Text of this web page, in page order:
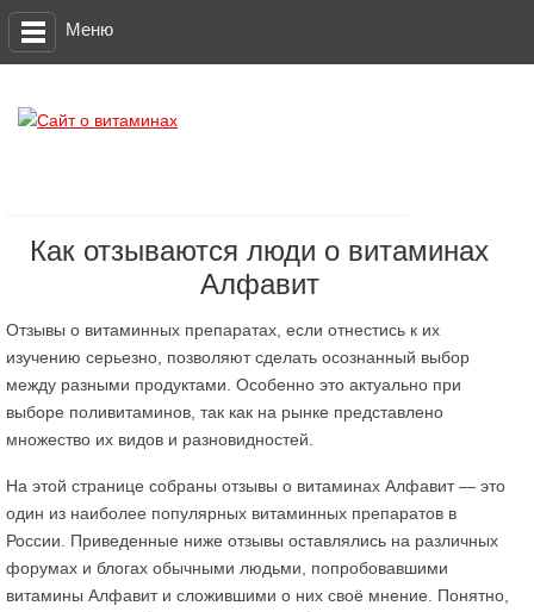
Как отзываются люди о витаминах
Алфавит
Отзывы о витаминных препаратах, если отнестись к их
изучению серьезно, позволяют сделать осознанный выбор
между разными продуктами. Особенно это актуально при
выборе поливитаминов, так как на рынке представлено
множество их видов и разновидностей.
На этой странице собраны отзывы о витаминах Алфавит — это
один из наиболее популярных витаминных препаратов в
России. Приведенные ниже отзывы оставлялись на различных
форумах и блогах обычными людьми, попробовавшими
витамины Алфавит и сложившими о них своё мнение. Понятно,
Меню